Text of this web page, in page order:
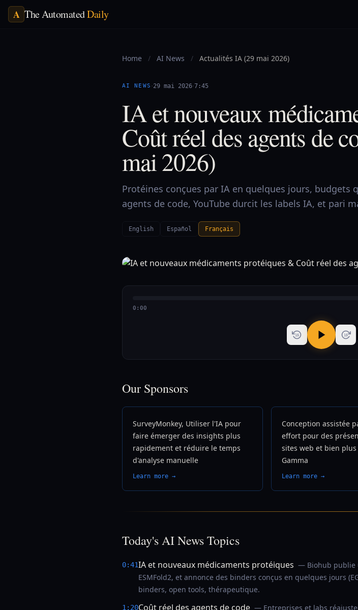
A The AutomatedDaily
Home / AI News / Actualités IA (29 mai 2026)
AI NEWS ·29 mai 2026·7:45
IA et nouveaux
Coût réel des agents de
mai 2026)
Protéines conçues par IA en quelques jours, budgets
agents de code, YouTube durcit les labels IA, et pari
English Español Français
0:00
15 15
Our Sponsors
SurveyMonkey, Utiliser l'IA pour
faire émerger des insights plus
rapidement et réduire le temps
d'analyse manuelle
Learn more →
Conception assistée
effort pour des
sites web et bien plus
Gamma
Learn more →
Today's AI News Topics
0:41IA et nouveaux médicaments protéiques — Biohub publie
ESMFold2, et annonce des binders conçus en quelques jours
binders, open tools, thérapeutique.
1:20Coût réel des agents de code — Entreprises et labs